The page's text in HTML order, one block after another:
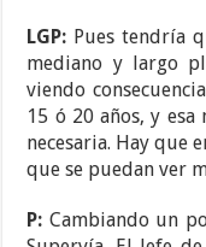
LGP: Pues tendría
mediano y largo
viendo
15 ó 20 años, y
necesaria. Hay que
que se puedan ver
P: Cambiando un